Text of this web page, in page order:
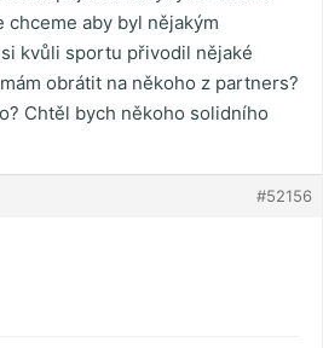
chceme aby byl nějakým
kvůli sportu přivodil nějaké
obrátit na někoho z partners?
Chtěl bych někoho solidního
#52156